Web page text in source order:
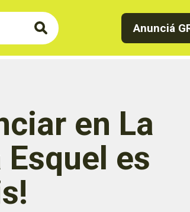
Anunciá
en La
Esquel es